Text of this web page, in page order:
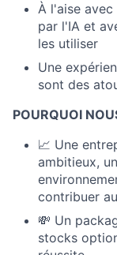
À l'aise
par l'IA et
les utiliser
Une
sont des
POURQUOI
📈 Une
ambitieux,
contribuer
💸 Un
stocks